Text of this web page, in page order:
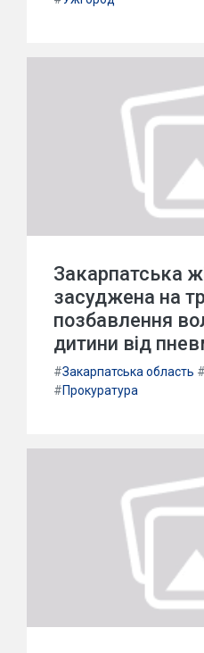
Закарпатська
засуджена на
позбавлення
дитини від
#Закарпатська область #
#Прокуратура